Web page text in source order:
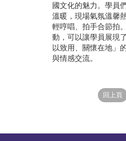
國文化的魅力。學員
溫暖，現場氣氛溫馨
輕哼唱、拍手合節拍
動，可以讓學員展現
以致用、關懷在地」
與情感交流。